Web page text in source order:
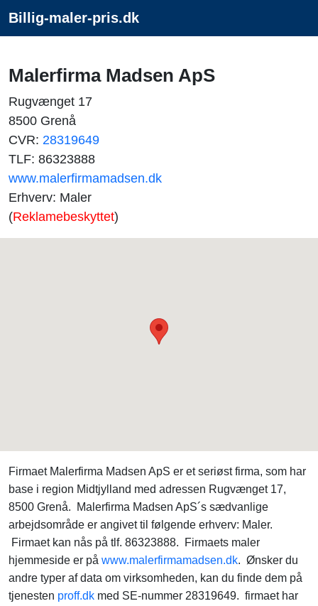
Billig-maler-pris.dk
Malerfirma Madsen ApS
Rugvænget 17
8500 Grenå
CVR: 28319649
TLF: 86323888
www.malerfirmamadsen.dk
Erhverv: Maler
(Reklamebeskyttet)
Firmaet Malerfirma Madsen ApS er et seriøst firma, som har
base i region Midtjylland med adressen Rugvænget 17,
8500 Grenå. Malerfirma Madsen ApS´s sædvanlige
arbejdsområde er angivet til følgende erhverv: Maler.
Firmaet kan nås på tlf. 86323888. Firmaets maler
hjemmeside er på www.malerfirmamadsen.dk. Ønsker du
andre typer af data om virksomheden, kan du finde dem på
tjenesten proff.dk med SE-nummer 28319649. firmaet har